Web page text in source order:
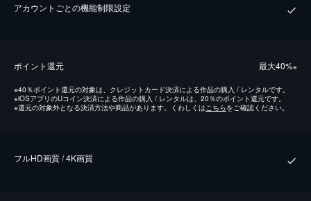
アカウントごとの機能制限設定
ポイント還元 最⼤40%※
※40％ポイント還元の対象は、クレジットカード決済による作品の購入 / レンタルです。
※iOSアプリのUコイン決済による作品の購入 / レンタルは、20％のポイント還元です。
※還元の対象外となる決済方法や商品があります。くわしくは こちらをご確認ください。
フルHD画質 / 4K画質